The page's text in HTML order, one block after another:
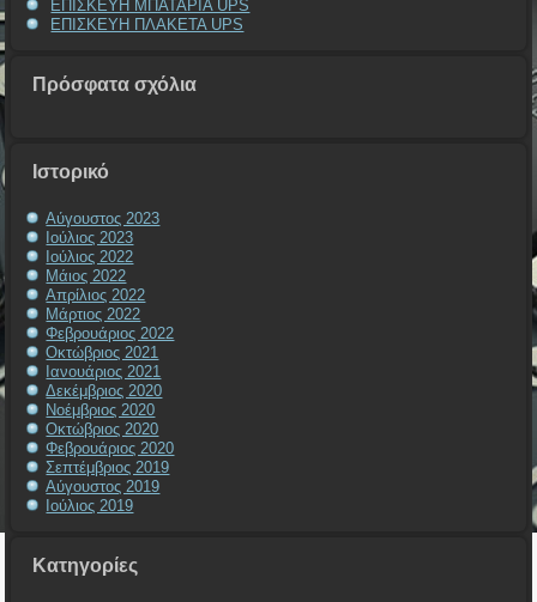
ΕΠΙΣΚΕΥΗ ΜΠΑΤΑΡΙΑ UPS
ΕΠΙΣΚΕΥΗ ΠΛΑΚΕΤΑ UPS
Πρόσφατα σχόλια
Ιστορικό
Αύγουστος 2023
Ιούλιος 2023
Ιούλιος 2022
Μάιος 2022
Απρίλιος 2022
Μάρτιος 2022
Φεβρουάριος 2022
Οκτώβριος 2021
Ιανουάριος 2021
Δεκέμβριος 2020
Νοέμβριος 2020
Οκτώβριος 2020
Φεβρουάριος 2020
Σεπτέμβριος 2019
Αύγουστος 2019
Ιούλιος 2019
Kατηγορίες